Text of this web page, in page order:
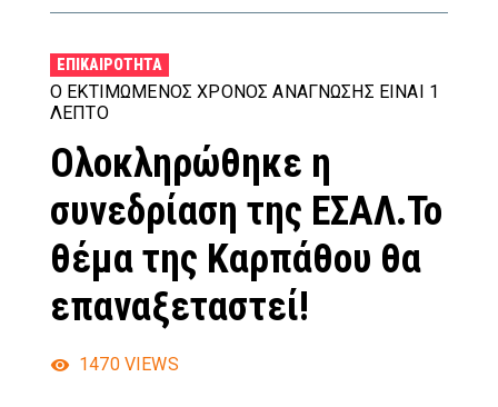
ΕΠΙΚΑΙΡΌΤΗΤΑ
Ο ΕΚΤΙΜΏΜΕΝΟΣ ΧΡΌΝΟΣ ΑΝΆΓΝΩΣΗΣ ΕΊΝΑΙ 1
ΛΕΠΤΌ
Ολοκληρώθηκε η
συνεδρίαση της ΕΣΑΛ.Το
θέμα της Καρπάθου θα
επαναξεταστεί!
1470 VIEWS